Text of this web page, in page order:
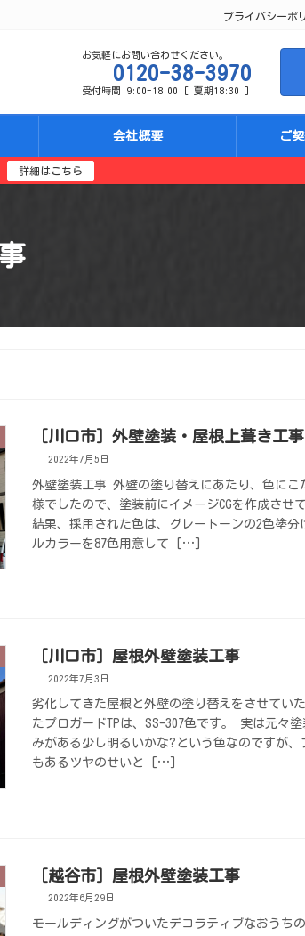
プライバシーポ
お気軽にお問い合わせください。
0120-38-3970
受付時間 9:00-18:00 [ 夏期18:30 ]
会社概要 ご
詳細はこちら
［川口市］外壁塗装・屋根上葺き工事
2022年7月5日
外壁塗装工事 外壁の塗り替えにあたり、色にこ
様でしたので、塗装前にイメージCGを作成させ
結果、採用された色は、グレートーンの2色塗
ルカラーを87色用意して […]
［川口市］屋根外壁塗装工事
2022年7月3日
劣化してきた屋根と外壁の塗り替えをさせてい
たプロガードTPは、SS-307色です。 実は元々
みがある少し明るいかな?という色なのですが、
もあるツヤのせいと […]
［越谷市］屋根外壁塗装工事
2022年6月29日
モールディングがついたデコラティブなおうち